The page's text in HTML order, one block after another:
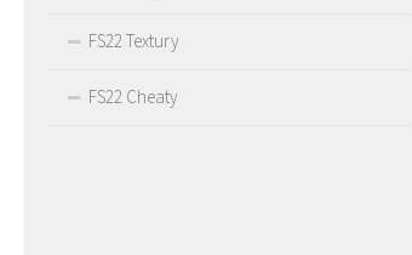
FS22 Textury
FS22 Cheaty